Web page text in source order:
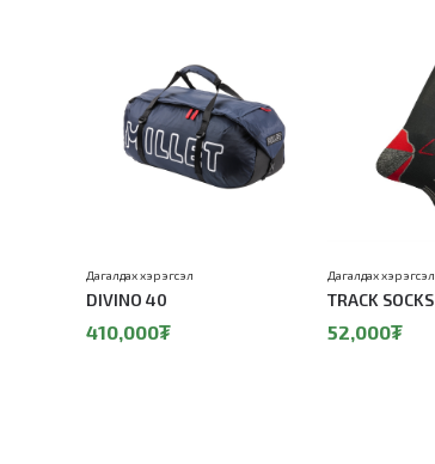
DIVINO 40
Дагалдах хэрэгсэл
410,000₮
TRACK SOCKS
Дагалдах хэрэгсэл
52,000₮